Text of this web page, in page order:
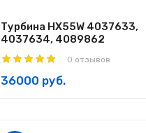
Турбина HX55W 4037633,
4037634, 4089862
0 отзывов
36000 руб.